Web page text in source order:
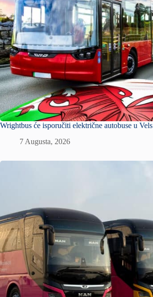
Wrightbus će isporučiti električne autobuse u Vels
7 Augusta, 2026